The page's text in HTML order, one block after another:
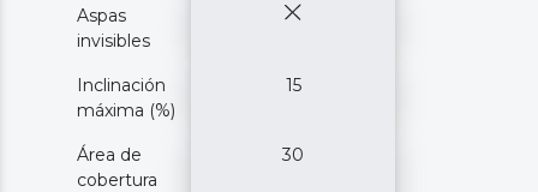
Aspas
invisibles
Inclinación
máxima (%)
15
Área de
cobertura
30